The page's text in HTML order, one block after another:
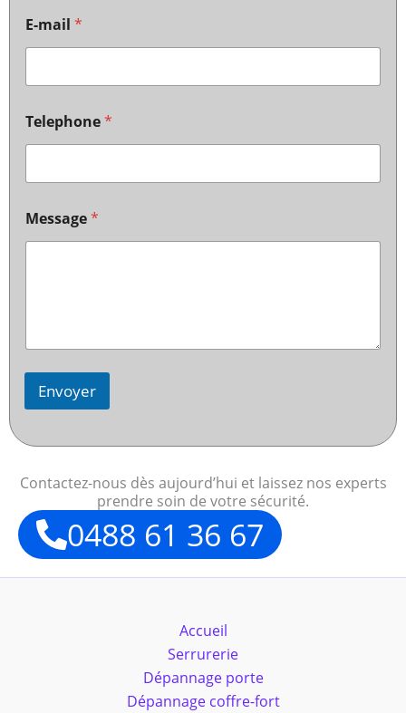
E-mail *
Telephone*
Message*
Envoyer
Contactez-nous dès aujourd’hui et laissez nos experts
prendre soin de votre sécurité.
0488 61 36 67
Accueil
Serrurerie
Dépannage porte
Dépannage coffre-fort